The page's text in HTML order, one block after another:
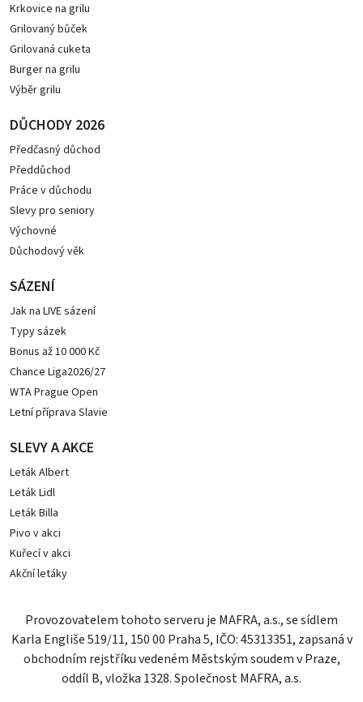
Krkovice na grilu
Grilovaný bůček
Grilovaná cuketa
Burger na grilu
Výběr grilu
DŮCHODY 2026
Předčasný důchod
Předdůchod
Práce v důchodu
Slevy pro seniory
Výchovné
Důchodový věk
SÁZENÍ
Jak na LIVE sázení
Typy sázek
Bonus až 10 000 Kč
Chance Liga2026/27
WTA Prague Open
Letní příprava Slavie
SLEVY A AKCE
Leták Albert
Leták Lidl
Leták Billa
Pivo v akci
Kuřecí v akci
Akční letáky
Provozovatelem tohoto serveru je MAFRA, a.s., se sídlem
Karla Engliše 519/11, 150 00 Praha 5, IČO: 45313351, zapsaná v
obchodním rejstříku vedeném Městským soudem v Praze,
oddíl B, vložka 1328. Společnost MAFRA, a.s.